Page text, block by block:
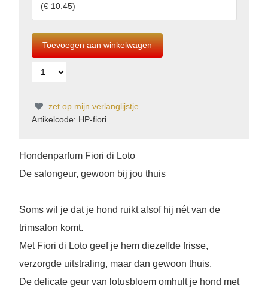
(€ 10.45)
zet op mijn verlanglijstje
Artikelcode: HP-fiori
Hondenparfum Fiori di Loto
De salongeur, gewoon bij jou thuis
Soms wil je dat je hond ruikt alsof hij nét van de
trimsalon komt.
Met Fiori di Loto geef je hem diezelfde frisse,
verzorgde uitstraling, maar dan gewoon thuis.
De delicate geur van lotusbloem omhult je hond met